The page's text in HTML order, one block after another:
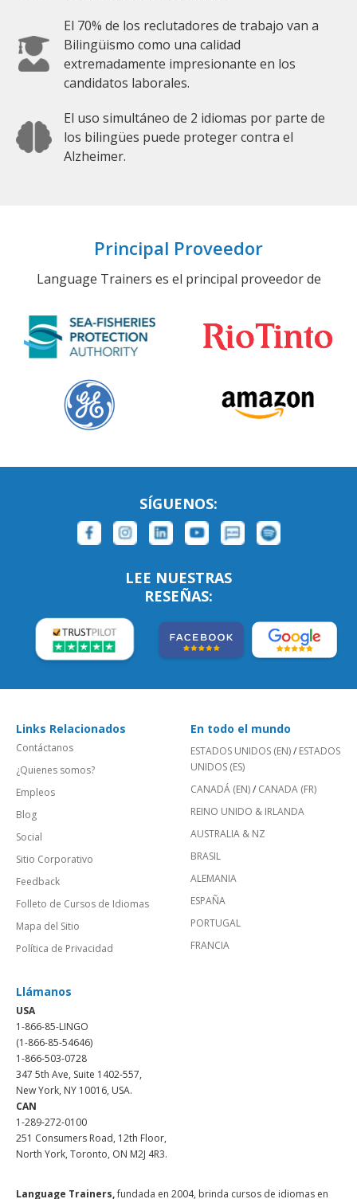
El 70% de los reclutadores de trabajo van a
Bilingüismo como una calidad
extremadamente impresionante en los
candidatos laborales.
El uso simultáneo de 2 idiomas por parte de
los bilingües puede proteger contra el
Alzheimer.
Principal Proveedor
Language Trainers es el principal proveedor de
SÍGUENOS:
LEE NUESTRAS
RESEÑAS:
Links Relacionados
Contáctanos
¿Quienes somos?
Empleos
Blog
Social
Sitio Corporativo
Feedback
Folleto de Cursos de Idiomas
Mapa del Sitio
Política de Privacidad
En todo el mundo
ESTADOS UNIDOS (EN)/ ESTADOS
UNIDOS (ES)
CANADÁ (EN)/ CANADA (FR)
REINO UNIDO & IRLANDA
AUSTRALIA & NZ
BRASIL
ALEMANIA
ESPAÑA
PORTUGAL
FRANCIA
Llámanos
USA
1-866-85-LINGO
(1-866-85-54646)
1-866-503-0728
347 5th Ave, Suite 1402-557,
New York, NY 10016, USA.
CAN
1-289-272-0100
251 Consumers Road, 12th Floor,
North York, Toronto, ON M2J 4R3.
Language Trainers,fundada en 2004, brinda cursos de idiomas en